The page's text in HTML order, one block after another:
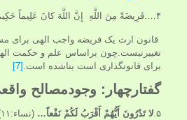
۴….فَرِيضَةً مِنَ اللَّهِ إِنَّ اللَّهَ كانَ عَلِيماً حَكِيماً (نساء:۱۱)
قانون ارث یک فریضه واجب الهی برای
تغییرنیست.چون براساس علم و حكمت
براى قانونگذارى است بناشده است.
[7]
گفتارچهار: وجودمصالح
۵. لا تَدْرُونَ أَيُّهُمْ أَقْرَبُ لَكُمْ نَفْعاً…